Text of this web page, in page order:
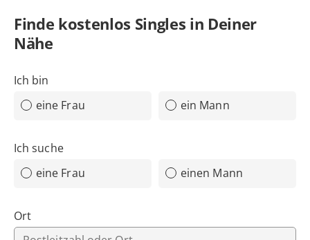
Finde kostenlos Singles in Deiner
Nähe
Ich bin
eine Frau
ein Mann
Ich suche
eine Frau
einen Mann
Ort